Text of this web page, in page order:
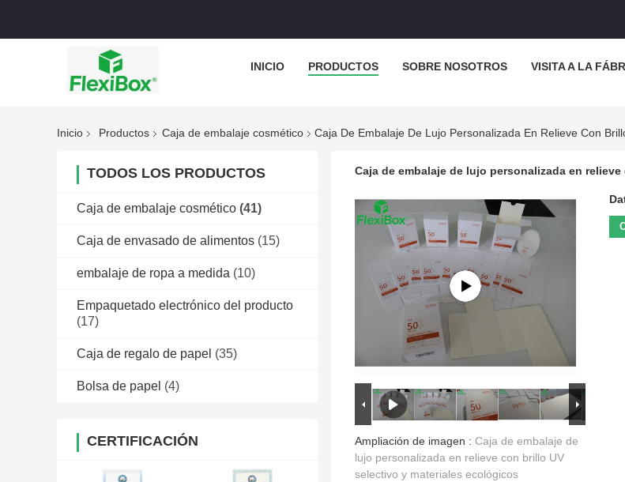
INICIO PRODUCTOS SOBRE NOSOTROS VISITA A LA
Inicio Productos Caja de embalaje cosmético Caja De Embalaje De Lujo Personalizada En Relieve Con
TODOS LOS PRODUCTOS
Caja de embalaje cosmético (41)
Caja de envasado de alimentos (15)
embalaje de ropa a medida (10)
Empaquetado electrónico del producto
(17)
Caja de regalo de papel (35)
Bolsa de papel (4)
CERTIFICACIÓN
Caja de embalaje de lujo personalizada en
Ampliación de imagen : Caja de embalaje de
lujo personalizada en relieve con brillo UV
selectivo y materiales ecológicos